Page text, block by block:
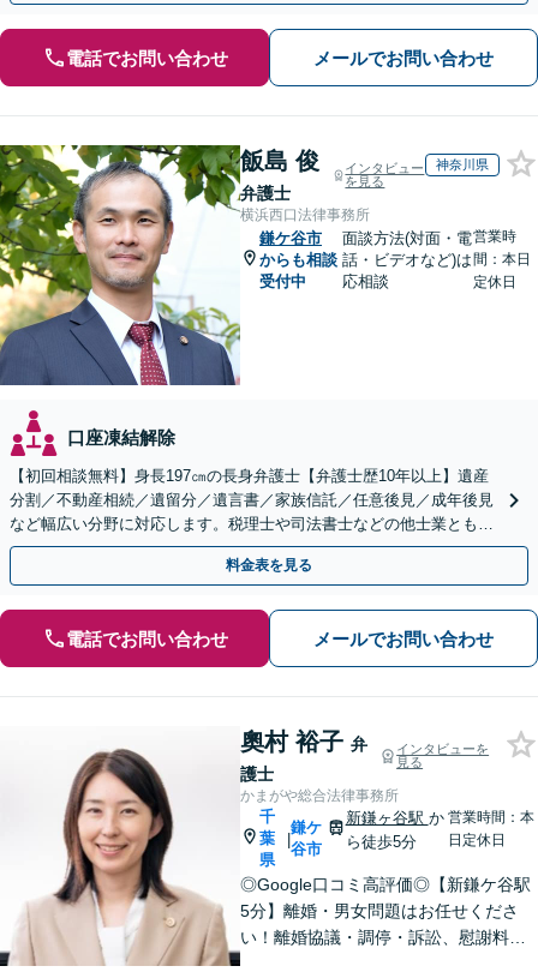
電話でお問い合わせ メールでお問い合わせ
飯島 俊
弁護士
インタビュー
を見る
神奈川県
横浜西口法律事務所
鎌ケ谷市
からも相談
受付中
面談方法(対面・電
話・ビデオなど)は
応相談
営業時
間：本日
定休日
口座凍結解除
【初回相談無料】身長197㎝の長身弁護士【弁護士歴10年以上】遺産
分割／不動産相続／遺留分／遺言書／家族信託／任意後見／成年後見
など幅広い分野に対応します。税理士や司法書士などの他士業とも連
携【出張相談】【夜間・休日面談】【横浜駅7分】
料金表を見る
電話でお問い合わせ メールでお問い合わせ
奧村 裕子 弁
護士
インタビューを
見る
かまがや総合法律事務所
千
葉
県
|
鎌ケ
谷市
新鎌ヶ谷駅 か
ら徒歩5分
営業時間：本
日定休日
◎Google口コミ高評価◎【新鎌ケ谷駅
5分】離婚・男女問題はお任せくださ
い！離婚協議・調停・訴訟、慰謝料、